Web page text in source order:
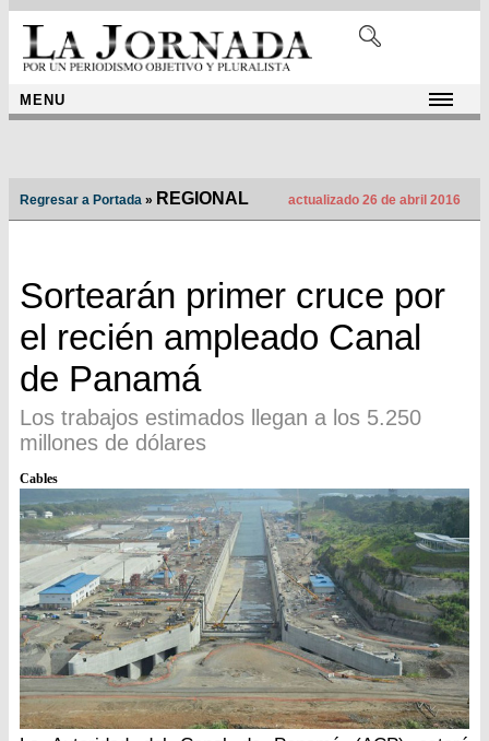
MENU
Regresar a Portada » REGIONAL actualizado 26 de abril 2016
Sortearán primer cruce por
el recién ampleado Canal
de Panamá
Los trabajos estimados llegan a los 5.250
millones de dólares
Cables